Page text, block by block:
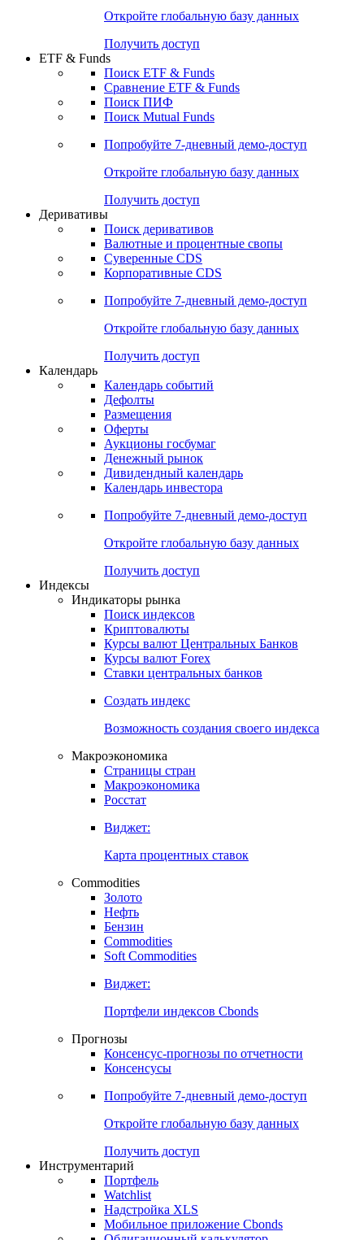
Откройте глобальную базу данных
Получить доступ
ETF & Funds
Поиск ETF & Funds
Сравнение ETF & Funds
Поиск ПИФ
Поиск Mutual Funds
Попробуйте 7-дневный демо-доступ
Откройте глобальную базу данных
Получить доступ
Деривативы
Поиск деривативов
Валютные и процентные свопы
Суверенные CDS
Корпоративные CDS
Попробуйте 7-дневный демо-доступ
Откройте глобальную базу данных
Получить доступ
Календарь
Календарь событий
Дефолты
Размещения
Оферты
Аукционы госбумаг
Денежный рынок
Дивидендный календарь
Календарь инвестора
Попробуйте 7-дневный демо-доступ
Откройте глобальную базу данных
Получить доступ
Индексы
Индикаторы рынка
Поиск индексов
Криптовалюты
Курсы валют Центральных Банков
Курсы валют Forex
Ставки центральных банков
Создать индекс
Возможность создания своего индекса
Макроэкономика
Страницы стран
Макроэкономика
Росстат
Виджет:
Карта процентных ставок
Commodities
Золото
Нефть
Бензин
Commodities
Soft Commodities
Виджет:
Портфели индексов Cbonds
Прогнозы
Консенсус-прогнозы по отчетности
Консенсусы
Попробуйте 7-дневный демо-доступ
Откройте глобальную базу данных
Получить доступ
Инструментарий
Портфель
Watchlist
Надстройка XLS
Мобильное приложение Cbonds